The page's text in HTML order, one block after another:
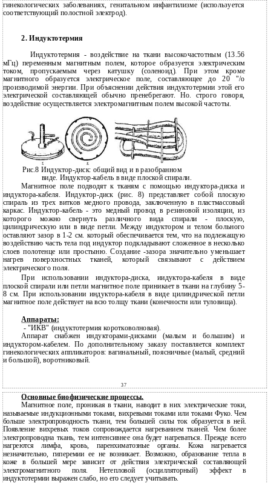
гинекологических заболеваниях, генитальном инфантилизме (используется
соответствующий полостной электрод).
2. Индуктотермия
Индуктотермия - воздействие на ткани высокочастотным (13.56
мГц) переменным магнитным полем, которое образуется электрическим
током, пропускаемым через катушку (соленоид). При этом кроме
магнитного образуется электрическое поле, составляющее до 20 "/о
производимой энергии. При объяснении действия индуктотермии этой его
электрической составляющей обычно пренебрегают. Но. строго говоря,
воздействие осуществляется электромагнитным полем высокой частоты.
Рис.8 Индуктор-диск: общий вид и в разобранном
виде. Индуктор-кабель в виде плоской спирали.
Магнитное поле подводят к тканям с помощью индуктора-диска и
индуктора-кабеля. Индуктор-диск (рис. 8) представляет собой плоскую
спираль из трех витков медного провода, заключенную в пластмассовый
каркас. Индуктор-кабель - это медный провод в резиновой изоляции, из
которого можно свернуть различного вида спирали - плоскую,
цилиндрическую или в виде петли. Между индуктором и телом больного
оставляют зазор в 1-2 см. который обеспечивается тем, что на подлежащую
воздействию часть тела под индуктор подкладывают сложенное в несколько
слоев полотенце или простыню. Создание -зазора значительно уменьшает
нагрев поверхностных тканей, который связывают с действием
электрического поля.
При использовании индуктора-диска, иидуктора-кабеля в виде
плоской спирали или петли магнитное поле приникает в ткани на глубину 5-
8 см. При использовании индуктора-кабеля в виде цилиндрической петли
магнитное поле действует на всю толщу ткани (конечности или туловища).
Аппараты:
- "ИКВ" (индуктотермия коротковолновая).
Аппарат снабжен индукторами-дисками (малым и большим) и
индуктором-кабелем. По дополнительному заказу поставляется комплект
гинекологических аппликаторов: вагинальный, поясничные (малый, средний
и большой), воротниковый.
37
Основные биофизические процессы.
Магнитное поле, проникая в ткани, наводит в них электрические токи,
называемые индукционными токами, вихревыми токами или токами Фуко. Чем
больше электропроводность ткани, тем большей силы ток образуется в ней.
Появление вихревых токов сопровождается нагреванием тканей. Чем более
электропроводна ткань, тем интенсивнее она будет нагреваться. Прежде всего
нагреются лимфа, кровь, паренхиматозные органы. Кожа нагревается
незначительно, гиперемии ее не возникает. Возможно, образование тепла в
коже в большей мере зависит от действия электрической составляющей
электромагнитного поля. Нетепловой (осцилляторный) эффект в
индуктотермии выражен слабо, но его следует учитывать.